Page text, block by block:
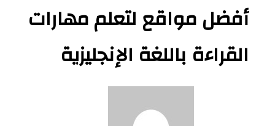
أفضل مواقع لتعلم مهارات
القراءة باللغة الإنجليزية